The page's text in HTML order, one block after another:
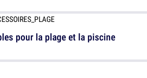
pour la plage et la piscine